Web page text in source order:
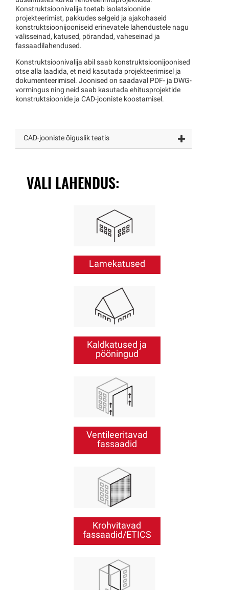
Konstruktsioonivalija toetab isolatsioonide
projekteerimist, pakkudes selgeid ja ajakohaseid
konstruktsioonijooniseid erinevatele lahendustele nagu
välisseinad, katused, põrandad, vaheseinad ja
fassaadilahendused.
Konstruktsioonivalija abil saab konstruktsioonijoonised
otse alla laadida, et neid kasutada projekteerimisel ja
dokumenteerimisel. Joonised on saadaval PDF- ja DWG-
vormingus ning neid saab kasutada ehitusprojektide
konstruktsioonide ja CAD-jooniste koostamisel.
CAD-jooniste õiguslik teatis
VALI LAHENDUS:
Lamekatused
Kaldkatused ja
pööningud
Ventileeritavad
fassaadid
Krohvitavad
fassaadid/ETICS